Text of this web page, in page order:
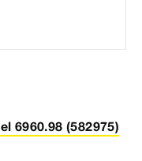
6960.98 (582975)